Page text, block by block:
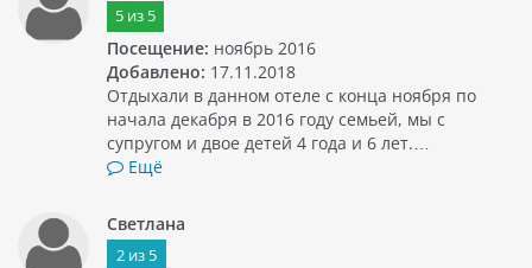
5из 5
Посещение: ноябрь 2016
Добавлено: 17.11.2018
Отдыхали в данном отеле с конца ноября по
начала декабря в 2016 году семьей, мы с
супругом и двое детей 4 года и 6 лет.…
Ещё
Светлана
2из 5